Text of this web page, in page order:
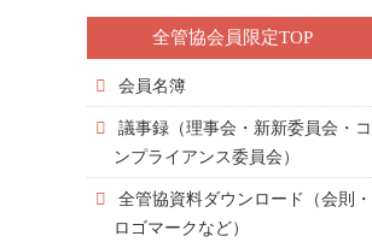
全管協会員限定TOP
会員名簿
議事録（理事会・新新委員会・コ
ンプライアンス委員会）
全管協資料ダウンロード（会則・
ロゴマークなど）